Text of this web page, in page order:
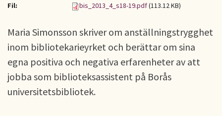
Fil:
bis_2013_4_s18-19.pdf(113.12 KB)
Maria Simonsson skriver om anställningstrygghet
inom bibliotekarieyrket och berättar om sina
egna positiva och negativa erfarenheter av att
jobba som biblioteksassistent på Borås
universitetsbibliotek.